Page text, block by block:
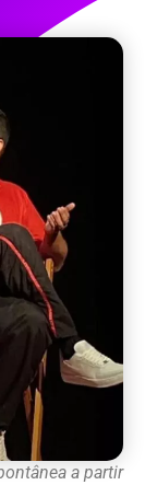
a partir